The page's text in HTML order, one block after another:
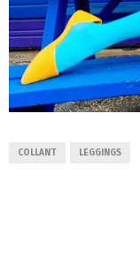
COLLANT LEGGINGS